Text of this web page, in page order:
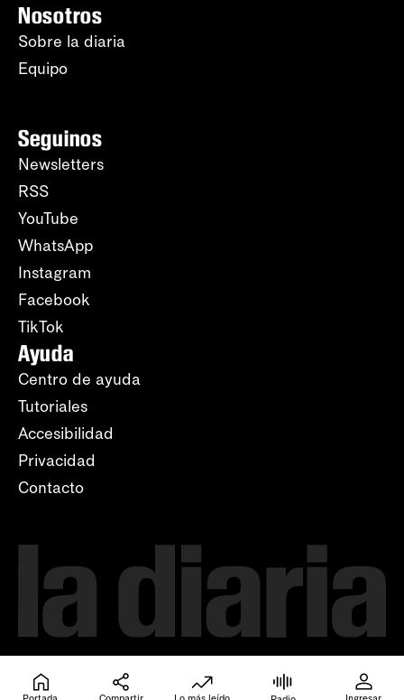
Nosotros
Sobre la diaria
Equipo
Seguinos
Newsletters
RSS
YouTube
WhatsApp
Instagram
Facebook
TikTok
Ayuda
Centro de ayuda
Tutoriales
Accesibilidad
Privacidad
Contacto